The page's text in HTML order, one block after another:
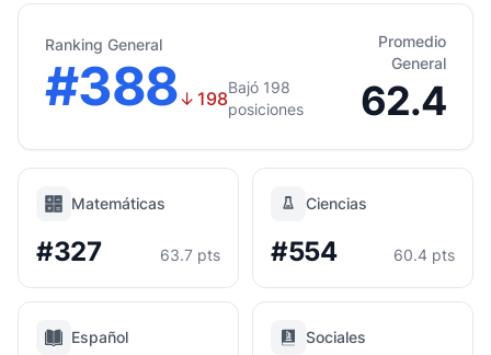
Ranking General
#388↓ 198
Bajó 198
posiciones
Promedio
General
62.4
Matemáticas
#327 63.7 pts
Ciencias
#554 60.4 pts
Español Sociales